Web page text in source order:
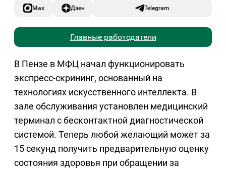
Max Дзен Telegram
Главные работодатели
В Пензе в МФЦ начал функционировать
экспресс-скрининг, основанный на
технологиях искусственного интеллекта. В
зале обслуживания установлен медицинский
терминал с бесконтактной диагностической
системой. Теперь любой желающий может за
15 секунд получить предварительную оценку
состояния здоровья при обращении за